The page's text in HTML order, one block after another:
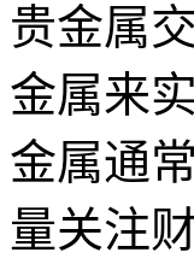
贵金属
金属来
金属通
量关注